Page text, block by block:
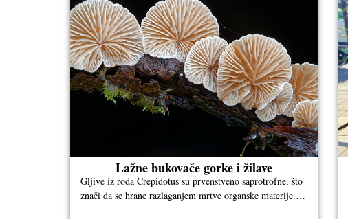
Lažne bukovače gorke i žilave
Gljive iz roda Crepidotus su prvenstveno saprotrofne, što
znači da se hrane razlaganjem mrtve organske materije.